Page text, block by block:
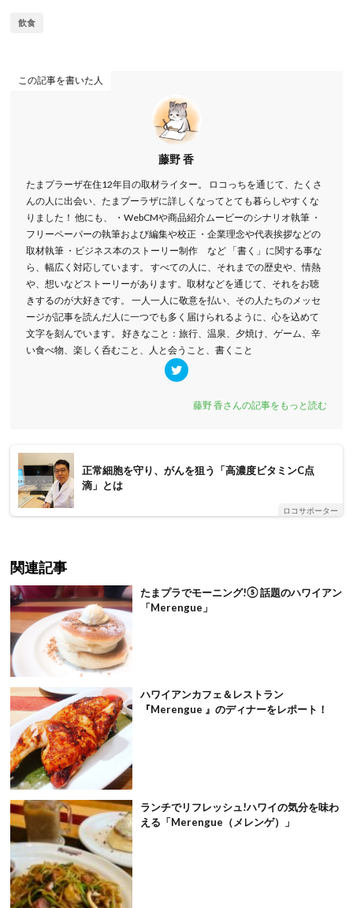
飲食
この記事を書いた人
藤野 香
たまプラーザ在住12年目の取材ライター。 ロコっちを通じて、たくさ
んの人に出会い、たまプーラザに詳しくなってとても暮らしやすくな
りました！ 他にも、 ・WebCMや商品紹介ムービーのシナリオ執筆 ・
フリーペーパーの執筆および編集や校正 ・企業理念や代表挨拶などの
取材執筆 ・ビジネス本のストーリー制作 など 「書く」に関する事な
ら、幅広く対応しています。 すべての人に、それまでの歴史や、情熱
や、想いなどストーリーがあります。取材などを通じて、それをお聴
きするのが大好きです。 一人一人に敬意を払い、その人たちのメッセ
ージが記事を読んだ人に一つでも多く届けられるように、心を込めて
文字を刻んでいます。 好きなこと：旅行、温泉、夕焼け、ゲーム、辛
い食べ物、楽しく呑むこと、人と会うこと、書くこと
藤野 香さんの記事をもっと読む
正常細胞を守り、がんを狙う「高濃度ビタミンC点
滴」とは
ロコサポーター
関連記事
たまプラでモーニング!⑤ 話題のハワイアン
「Merengue」
ハワイアンカフェ＆レストラン
『Merengue 』のディナーをレポート！
ランチでリフレッシュ!ハワイの気分を味わ
える「Merengue（メレンゲ）」